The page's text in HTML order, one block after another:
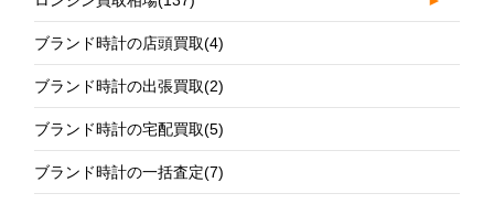
ブランド時計の店頭買取(4)
ブランド時計の出張買取(2)
ブランド時計の宅配買取(5)
ブランド時計の一括査定(7)